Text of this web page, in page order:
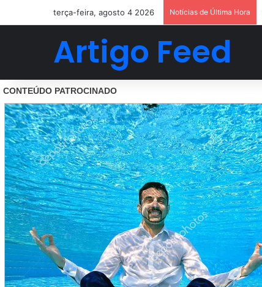
terça-feira, agosto 4 2026 Notícias de Última Hora
Artigo Feed